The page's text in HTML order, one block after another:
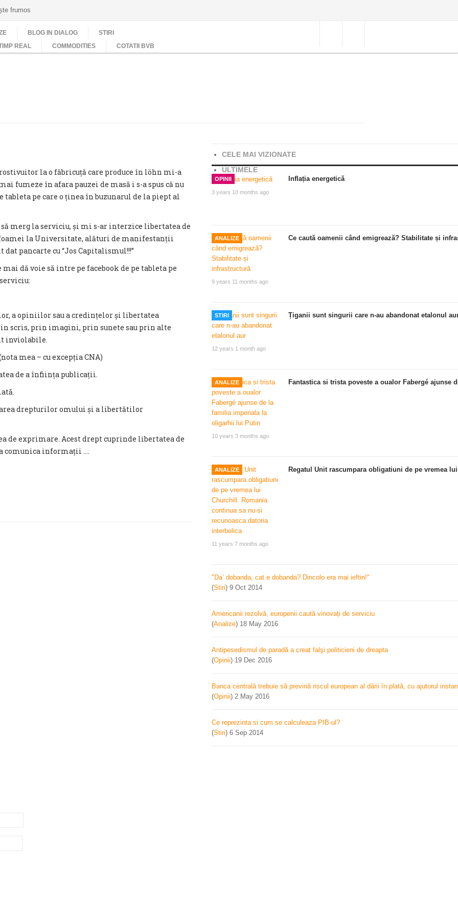
frumos
BLOG IN DIALOG
STIRI
REAL
COMMODITIES COTATII BVB
la o făbricuță care produce în löhn mi-a
fumeze în afara pauzei de masă i s-a spus că nu
tableta pe care o ținea în buzunarul de la piept al
să merg la serviciu, și mi s-ar interzice libertatea de
foamei la Universitate, alături de manifestanții
pancarte cu “Jos Capitalismul!!!”
dă voie să intre pe facebook de pe tableta pe
a opiniilor sau a credințelor și libertatea
scris, prin imagini, prin sunete sau prin alte
inviolabile.
mea – cu excepția CNA)
de a înființa publicații.
drepturilor omului și a libertătilor
de exprimare. Acest drept cuprinde libertatea de
comunica informații ....
CELE MAI VIZIONATE
ULTIMELE
OPINII
3 years 10 months ago
Inflația energetică
ANALIZE
9 years 11 months ago
Ce caută oamenii când emigrează? Stabilitate și
STIRI
12 years 1 month ago
Țiganii sunt singurii care n-au abandonat etalonul
ANALIZE
10 years 3 months ago
Fantastica si trista poveste a oualor Fabergé
ANALIZE
11 years 7 months ago
Regatul Unit rascumpara obligatiuni de pe vremea
"Da’ dobanda, cat e dobanda? Dincolo era mai ieftin!"
(Stiri) 9 Oct 2014
Americanii rezolvă, europenii caută vinovați de serviciu
(Analize) 18 May 2016
Antipesedismul de paradă a creat falşi politicieni de dreapta
(Opinii) 19 Dec 2016
Banca centrală trebuie să prevină riscul european al dării în plată, cu ajutorul
(Opinii) 2 May 2016
Ce reprezinta si cum se calculeaza PIB-ul?
(Stiri) 6 Sep 2014